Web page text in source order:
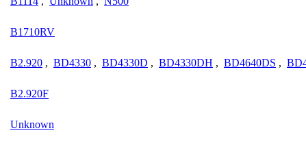
B1710RV
B2.920 , BD4330 , BD4330D , BD4330DH , BD4640DS ,
B2.920F
Unknown